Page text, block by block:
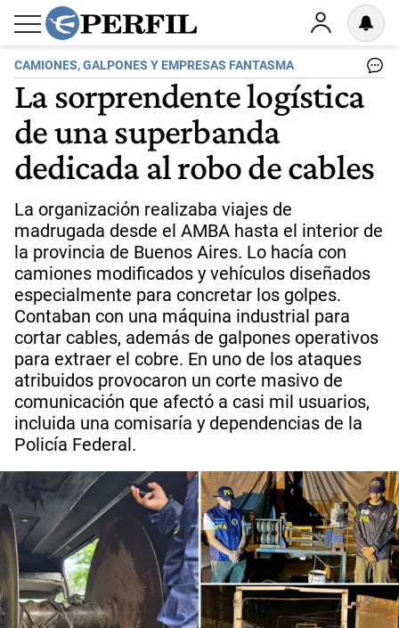
CAMIONES, GALPONES Y EMPRESAS FANTASMA
La sorprendente logística
de una superbanda
dedicada al robo de cables
La organización realizaba viajes de
madrugada desde el AMBA hasta el interior de
la provincia de Buenos Aires. Lo hacía con
camiones modificados y vehículos diseñados
especialmente para concretar los golpes.
Contaban con una máquina industrial para
cortar cables, además de galpones operativos
para extraer el cobre. En uno de los ataques
atribuidos provocaron un corte masivo de
comunicación que afectó a casi mil usuarios,
incluida una comisaría y dependencias de la
Policía Federal.